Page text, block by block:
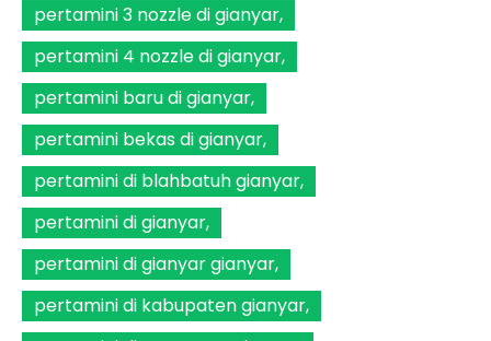
pertamini 3 nozzle di gianyar
pertamini 4 nozzle di gianyar
pertamini baru di gianyar
pertamini bekas di gianyar
pertamini di blahbatuh gianyar
pertamini di gianyar
pertamini di gianyar gianyar
pertamini di kabupaten gianyar